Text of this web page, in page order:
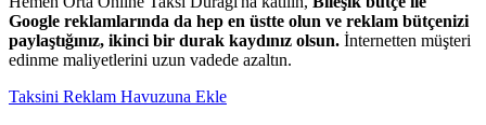
Google reklamlarında da hep en üstte olun ve reklam bütçenizi
paylaştığınız, ikinci bir durak kaydınız olsun. İnternetten müşteri
edinme maliyetlerini uzun vadede azaltın.
Taksini Reklam Havuzuna Ekle